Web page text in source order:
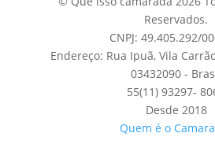
Reservados.
CNPJ: 49.405.292/
Endereço: Rua Ipuã, Vila
03432090 -
55(11) 93297-
Desde 2018
Quem é o